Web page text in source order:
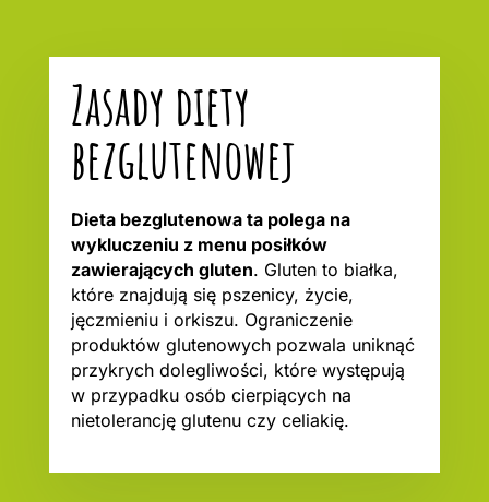
Zasady diety
bezglutenowej
Dieta bezglutenowa ta polega na
wykluczeniu z menu posiłków
zawierających gluten. Gluten to białka,
które znajdują się pszenicy, życie,
jęczmieniu i orkiszu. Ograniczenie
produktów glutenowych pozwala uniknąć
przykrych dolegliwości, które występują
w przypadku osób cierpiących na
nietolerancję glutenu czy celiakię.